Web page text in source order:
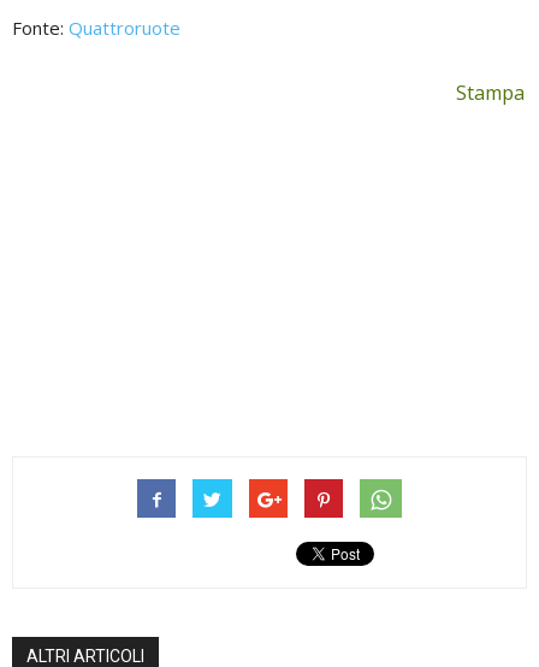
Fonte: Quattroruote
Stampa
ALTRI ARTICOLI